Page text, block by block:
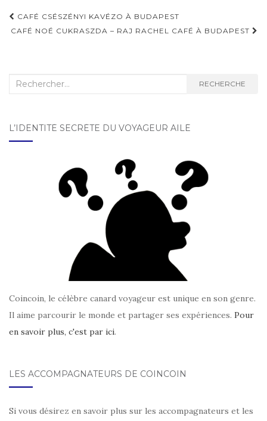
Navigation d'article
CAFÉ CSÉSZÉNYI KAVÉZO À BUDAPEST
CAFÉ NOÉ CUKRASZDA – RAJ RACHEL CAFÉ À BUDAPEST
Recherche : RECHERCHE
L’IDENTITÉ SECRÈTE DU VOYAGEUR AILÉ
Coincoin, le célèbre canard voyageur est unique en son genre.
Il aime parcourir le monde et partager ses expériences. Pour
en savoir plus, c'est par ici.
LES ACCOMPAGNATEURS DE COINCOIN
Si vous désirez en savoir plus sur les accompagnateurs et les